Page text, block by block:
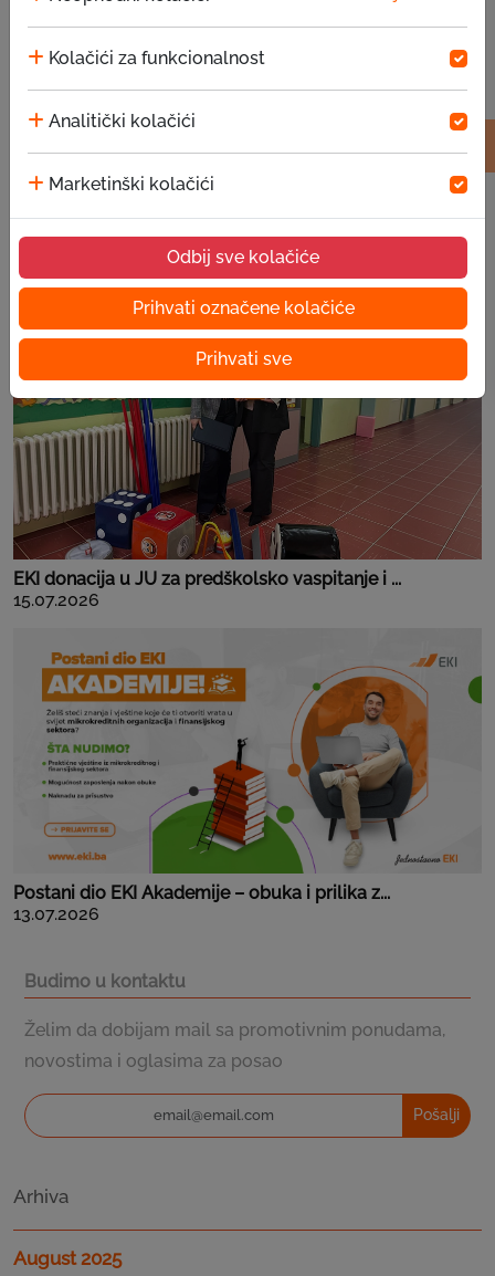
Kolačići za funkcionalnost
Analitički kolačići
Marketinški kolačići
Odbij sve kolačiće
Prihvati označene kolačiće
Prihvati sve
05.08.2026
EKI donacija u JU za predškolsko vaspitanje i ...
15.07.2026
Postani dio EKI Akademije – obuka i prilika z...
13.07.2026
Budimo u kontaktu
Želim da dobijam mail sa promotivnim ponudama,
novostima i oglasima za posao
Pošalji
Arhiva
August 2025